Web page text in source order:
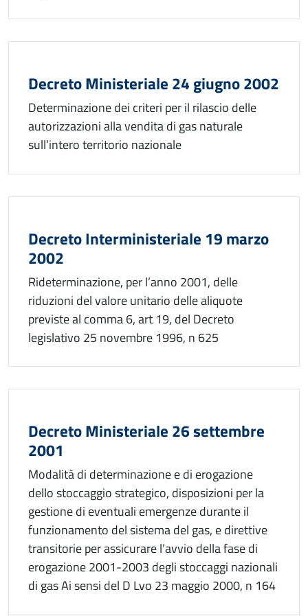
Decreto Ministeriale 24 giugno 2002
Determinazione dei criteri per il rilascio delle
autorizzazioni alla vendita di gas naturale
sull’intero territorio nazionale
Decreto Interministeriale 19 marzo
2002
Rideterminazione, per l’anno 2001, delle
riduzioni del valore unitario delle aliquote
previste al comma 6, art 19, del Decreto
legislativo 25 novembre 1996, n 625
Decreto Ministeriale 26 settembre
2001
Modalità di determinazione e di erogazione
dello stoccaggio strategico, disposizioni per la
gestione di eventuali emergenze durante il
funzionamento del sistema del gas, e direttive
transitorie per assicurare l’avvio della fase di
erogazione 2001-2003 degli stoccaggi nazionali
di gas Ai sensi del D Lvo 23 maggio 2000, n 164